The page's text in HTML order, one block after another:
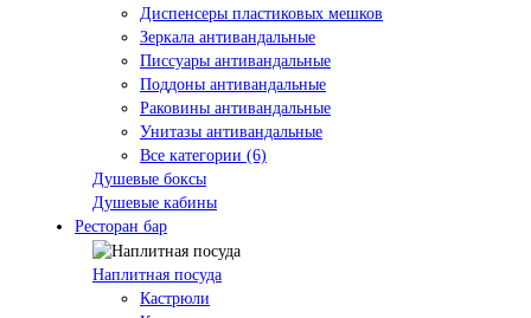
Диспенсеры пластиковых мешков
Зеркала антивандальные
Писсуары антивандальные
Поддоны антивандальные
Раковины антивандальные
Унитазы антивандальные
Все категории (6)
Душевые боксы
Душевые кабины
Ресторан бар
Наплитная посуда
Кастрюли